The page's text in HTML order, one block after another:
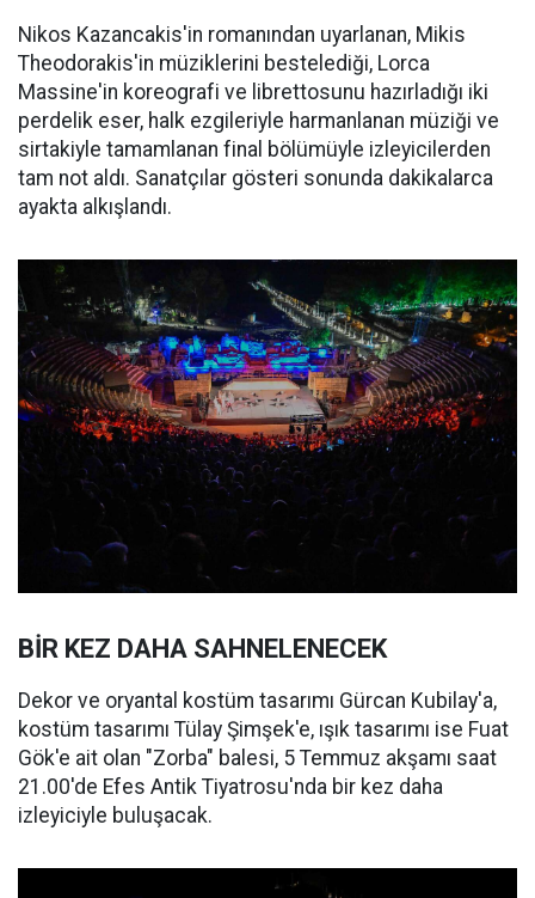
Nikos Kazancakis'in romanından uyarlanan, Mikis
Theodorakis'in müziklerini bestelediği, Lorca
Massine'in koreografi ve librettosunu hazırladığı iki
perdelik eser, halk ezgileriyle harmanlanan müziği ve
sirtakiyle tamamlanan final bölümüyle izleyicilerden
tam not aldı. Sanatçılar gösteri sonunda dakikalarca
ayakta alkışlandı.
BİR KEZ DAHA SAHNELENECEK
Dekor ve oryantal kostüm tasarımı Gürcan Kubilay'a,
kostüm tasarımı Tülay Şimşek'e, ışık tasarımı ise Fuat
Gök'e ait olan "Zorba" balesi, 5 Temmuz akşamı saat
21.00'de Efes Antik Tiyatrosu'nda bir kez daha
izleyiciyle buluşacak.